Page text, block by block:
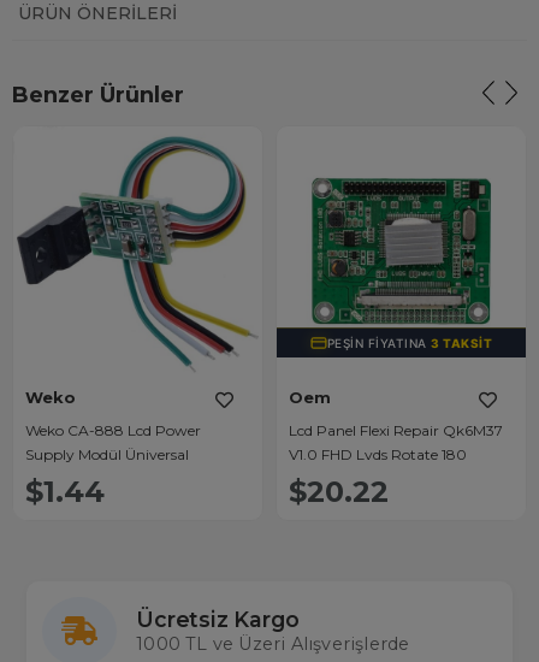
ÜRÜN ÖNERILERI
Benzer Ürünler
Weko
Weko CA-888 Lcd Power
Supply Modül Üniversal
$1.44
PEŞIN FIYATINA3 TAKSIT
Oem
Lcd Panel Flexi Repair Qk6M37
V1.0 FHD Lvds Rotate 180
$20.22
Ücretsiz Kargo
1000 TL ve Üzeri Alışverişlerde